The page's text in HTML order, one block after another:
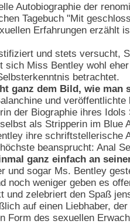
Autobiographie der
Tagebuch "Mit
Erfahrungen erzählt
und stets versucht,
Miss Bentley wohl
betrachtet.
ganz dem Bild, wie man
und
der Biographie ihres
als Stripperin im Blue
ihre schriftstellerische
beansprucht: Anal
ganz einfach an
sogar Ms. Bentley
weniger geben es
zelebriert den Spaß
auf einen Liebhaber,
Form des sexuellen